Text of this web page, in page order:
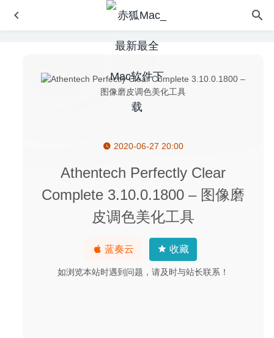
2020-06-27 20:00
Athentech Perfectly Clear
Complete 3.10.0.1800 – 图像磨
皮调色美化工具
蓝奏云 收藏
如浏览本站时遇到问题，请及时与站长联系！
App Tamer 2.5 for Mac- 优化CPU占用率延长电池续航
Fliqlo 1.8.3 for Mac中文版-翻转数字时钟屏幕保护程序
2020-03-09
FontLab 7.1.4 (7515) – 专业字体设计编辑器
Shortcut Bar 2.9.72 – 菜单栏快速启动工具